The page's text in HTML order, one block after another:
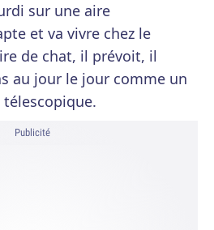
sur une aire
et va vivre chez le
de chat, il prévoit, il
au jour le jour comme un
télescopique.
Publicité